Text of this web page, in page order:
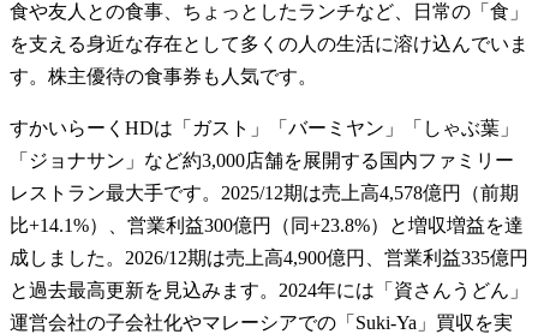
食や友人との食事、ちょっとしたランチなど、日常の「食」
を支える身近な存在として多くの人の生活に溶け込んでいま
す。株主優待の食事券も人気です。
すかいらーくHDは「ガスト」「バーミヤン」「しゃぶ葉」
「ジョナサン」など約3,000店舗を展開する国内ファミリー
レストラン最大手です。2025/12期は売上高4,578億円（前期
比+14.1%）、営業利益300億円（同+23.8%）と増収増益を達
成しました。2026/12期は売上高4,900億円、営業利益335億円
と過去最高更新を見込みます。2024年には「資さんうどん」
運営会社の子会社化やマレーシアでの「Suki-Ya」買収を実